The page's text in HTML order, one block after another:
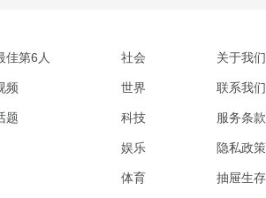
佳第6人
频
题
社会
世界
科技
娱乐
体育
关于我们
联系我们
服务条款
隐私政策
抽屉生